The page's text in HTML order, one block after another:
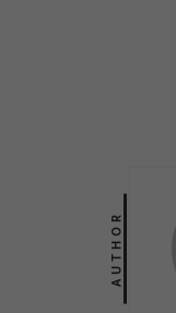
AUTHOR